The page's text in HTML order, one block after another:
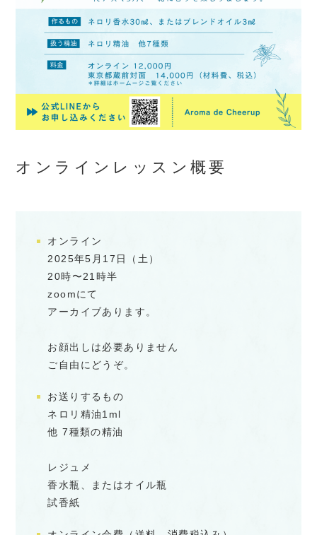
オンラインレッスン概要
オンライン
2025年5月17日（土）
20時〜21時半
zoomにて
アーカイブあります。
お顔出しは必要ありません
ご自由にどうぞ。
お送りするもの
ネロリ精油1ml
他 7種類の精油
レジュメ
香水瓶、またはオイル瓶
試香紙